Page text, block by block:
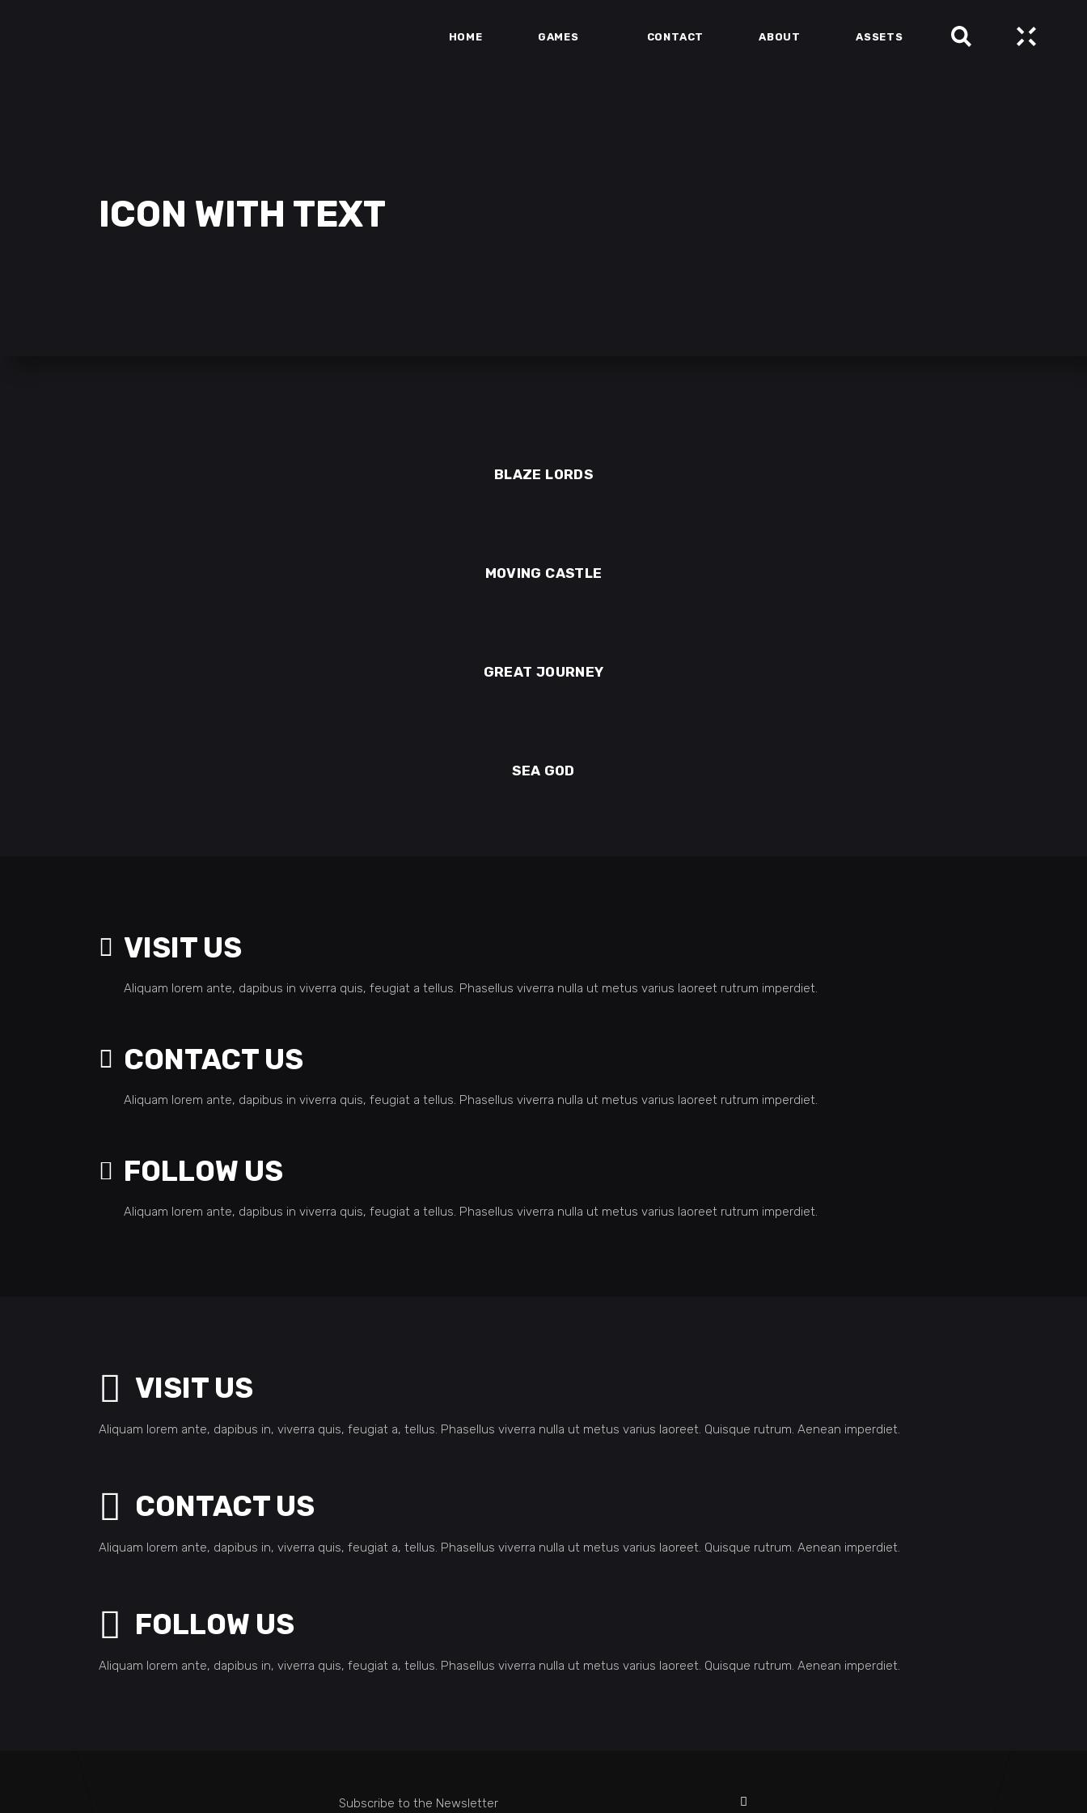
HOME GAMES CONTACT ABOUT ASSETS
ICON WITH TEXT
BLAZE LORDS
MOVING CASTLE
GREAT JOURNEY
SEA GOD
VISIT US
Aliquam lorem ante, dapibus in viverra quis, feugiat a tellus. Phasellus viverra nulla ut metus varius laoreet rutrum imperdiet.
CONTACT US
Aliquam lorem ante, dapibus in viverra quis, feugiat a tellus. Phasellus viverra nulla ut metus varius laoreet rutrum imperdiet.
FOLLOW US
Aliquam lorem ante, dapibus in viverra quis, feugiat a tellus. Phasellus viverra nulla ut metus varius laoreet rutrum imperdiet.
VISIT US
Aliquam lorem ante, dapibus in, viverra quis, feugiat a, tellus. Phasellus viverra nulla ut metus varius laoreet. Quisque rutrum. Aenean imperdiet.
CONTACT US
Aliquam lorem ante, dapibus in, viverra quis, feugiat a, tellus. Phasellus viverra nulla ut metus varius laoreet. Quisque rutrum. Aenean imperdiet.
FOLLOW US
Aliquam lorem ante, dapibus in, viverra quis, feugiat a, tellus. Phasellus viverra nulla ut metus varius laoreet. Quisque rutrum. Aenean imperdiet.